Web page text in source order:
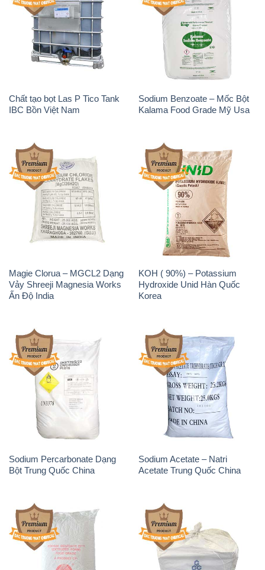
Chất tạo bọt Las P Tico Tank
IBC Bồn Việt Nam
Sodium Benzoate – Mốc Bột
Kalama Food Grade Mỹ Usa
Magie Clorua – MGCL2 Dạng
Vảy Shreeji Magnesia Works
Ấn Độ India
KOH ( 90%) – Potassium
Hydroxide Unid Hàn Quốc
Korea
Sodium Percarbonate Dạng
Bột Trung Quốc China
Sodium Acetate – Natri
Acetate Trung Quốc China